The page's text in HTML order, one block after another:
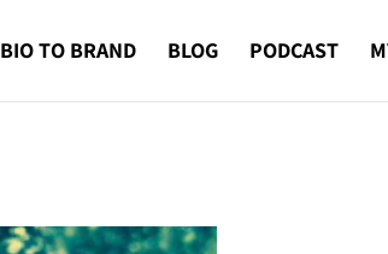
BIO TO BRAND BLOG PODCAST